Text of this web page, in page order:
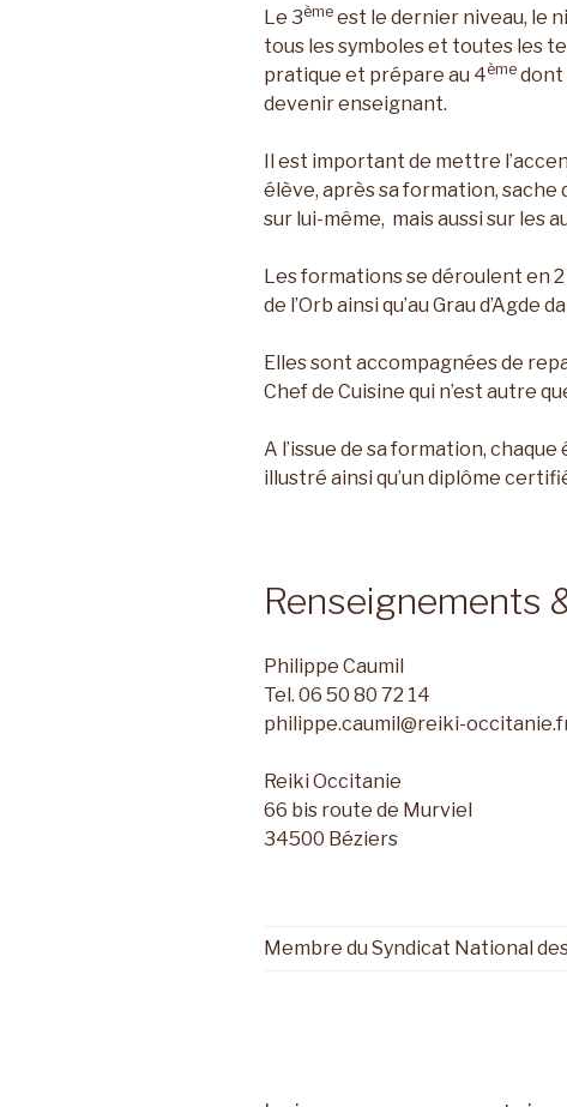
Le 3ème est le dernier niveau, le
tous les symboles et toutes les
pratique et prépare au 4ème dont
devenir enseignant.
Il est important de mettre
élève, après sa formation,
sur lui-même, mais aussi sur les
Les formations se déroulent en 2
de l’Orb ainsi qu’au Grau
Elles sont accompagnées de
Chef de Cuisine qui n’est autre
A l’issue de sa formation,
illustré ainsi qu’un diplôme
Renseignements
Philippe Caumil
Tel. 06 50 80 72 14
philippe.caumil@reiki-
Reiki Occitanie
66 bis route de Murviel
34500 Béziers
Membre du Syndicat National